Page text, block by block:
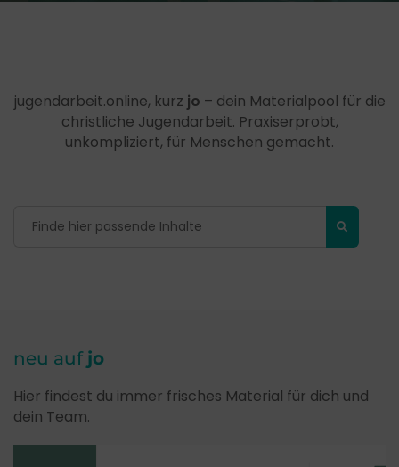
jugendarbeit.online, kurz jo – dein Materialpool für die
christliche Jugendarbeit. Praxiserprobt,
unkompliziert, für Menschen gemacht.
neu auf jo
Hier findest du immer frisches Material für dich und
dein Team.